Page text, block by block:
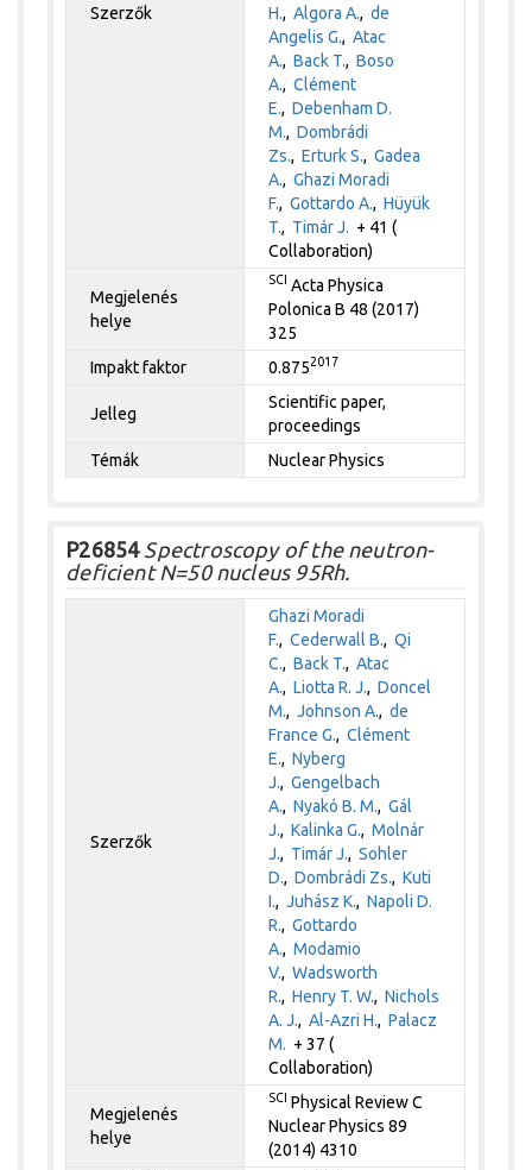
Szerzők
H.,Algora A.,de
Angelis G.,Atac
A.,Back T.,Boso
A.,Clément
E.,Debenham D.
M.,Dombrádi
Zs.,Erturk S.,Gadea
A.,Ghazi Moradi
F.,Gottardo A.,Hüyük
T., Timár J. + 41 (
Collaboration)
Megjelenés
helye
SCI Acta Physica
Polonica B 48 (2017)
325
Impakt faktor
0.8752017
Jelleg
Scientific paper,
proceedings
Témák
Nuclear Physics
P26854Spectroscopy of the neutron-
deficient N=50 nucleus 95Rh.
Szerzők
Ghazi Moradi
F.,Cederwall B.,Qi
C.,Back T.,Atac
A.,Liotta R. J.,Doncel
M.,Johnson A.,de
France G.,Clément
E.,Nyberg
J.,Gengelbach
A.,Nyakó B. M.,Gál
J.,Kalinka G.,Molnár
J., Timár J.,Sohler
D.,Dombrádi Zs.,Kuti
I.,Juhász K.,Napoli D.
R.,Gottardo
A.,Modamio
V.,Wadsworth
R.,Henry T. W.,Nichols
A. J.,Al-Azri H.,Palacz
M. + 37 (
Collaboration)
Megjelenés
helye
SCI Physical Review C
Nuclear Physics 89
(2014) 4310